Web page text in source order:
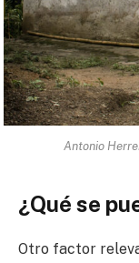
Antonio
¿Qué se
Otro factor